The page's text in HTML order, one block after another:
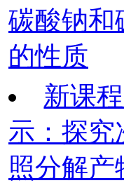
碳酸钠和
的性质
新课
示：探究
照分解产